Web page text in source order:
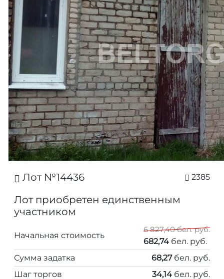
Лот №14436 2385
Лот приобретен единственным
участником
Начальная стоимость
6 827,40 бел. руб.
682,74 бел. руб.
Сумма задатка
68,27бел. руб.
Шаг торгов
34,14 бел. руб.